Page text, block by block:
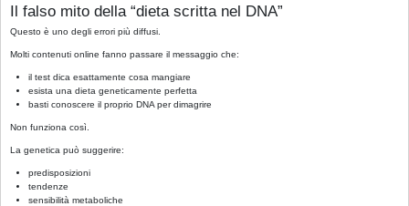
Il falso mito della “dieta scritta nel DNA”
Questo è uno degli errori più diffusi.
Molti contenuti online fanno passare il messaggio che:
il test dica esattamente cosa mangiare
esista una dieta geneticamente perfetta
basti conoscere il proprio DNA per dimagrire
Non funziona così.
La genetica può suggerire:
predisposizioni
tendenze
sensibilità metaboliche